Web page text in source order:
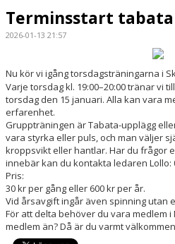
DOKUMENT
Terminsstart tabata
2026-01-13 21:57
Nu kör vi igång torsdags­träningarna i
Varje torsdag kl. 19:00–20:00 tränar vi
torsdag den 15 januari. Alla kan vara
erfarenhet.
Gruppträningen är Tabata-upplägg
vara styrka eller puls, och man väljer
kroppsvikt eller hantlar. Har du frågor
innebär kan du kontakta ledaren Lollo:
Pris:
30 kr per gång eller 600 kr per år.
Vid årsavgift ingår även spinning utan
För att delta behöver du vara medlem i
medlem än? Då är du varmt